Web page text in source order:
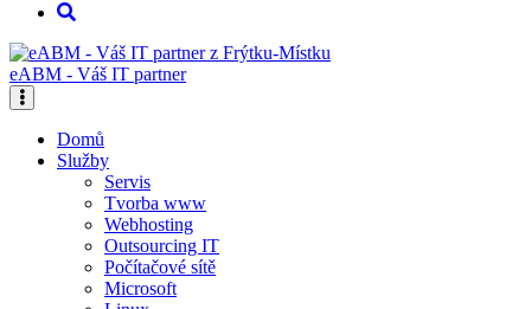
eABM - Váš IT partner
Domů
Služby
Servis
Tvorba www
Webhosting
Outsourcing IT
Počítačové sítě
Microsoft